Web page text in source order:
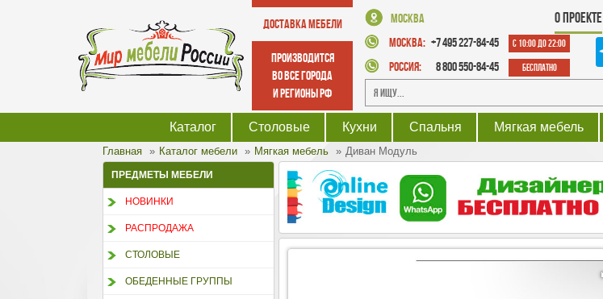
Доставка мебели
производится
во все города
и регионы РФ
Москва
Москва: +7 495 227-84-45 с 10:00 до 22:00
Россия: 8 800 550-84-45 Бесплатно
О проекте
Каталог Столовые Кухни Спальня Мягкая мебель
Главная Каталог мебели Мягкая мебель Диван Модуль
ПРЕДМЕТЫ МЕБЕЛИ
НОВИНКИ
РАСПРОДАЖА
СТОЛОВЫЕ
ОБЕДЕННЫЕ ГРУППЫ